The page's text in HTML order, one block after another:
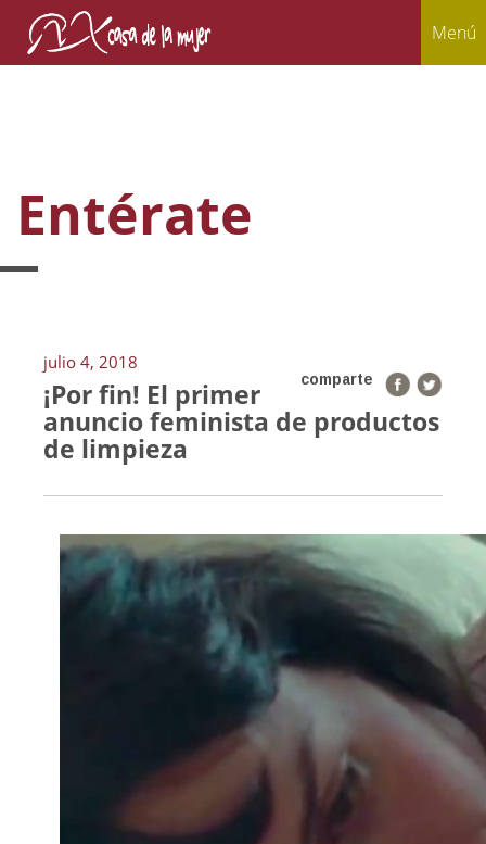
Menú
Entérate
julio 4, 2018
comparte
¡Por fin! El primer
anuncio feminista de productos
de limpieza